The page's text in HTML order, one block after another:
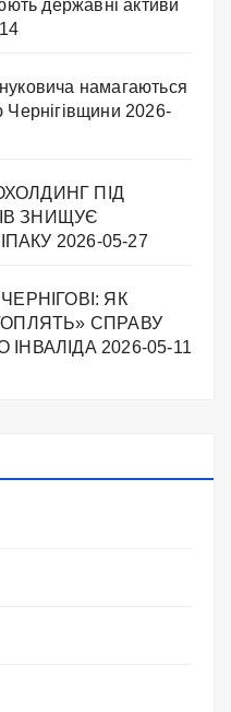
державні активи
намагаються
Чернігівщини 2026-
ПІД
ЗНИЩУЄ
2026-05-27
ЯК
СПРАВУ
ІНВАЛІДА 2026-05-11